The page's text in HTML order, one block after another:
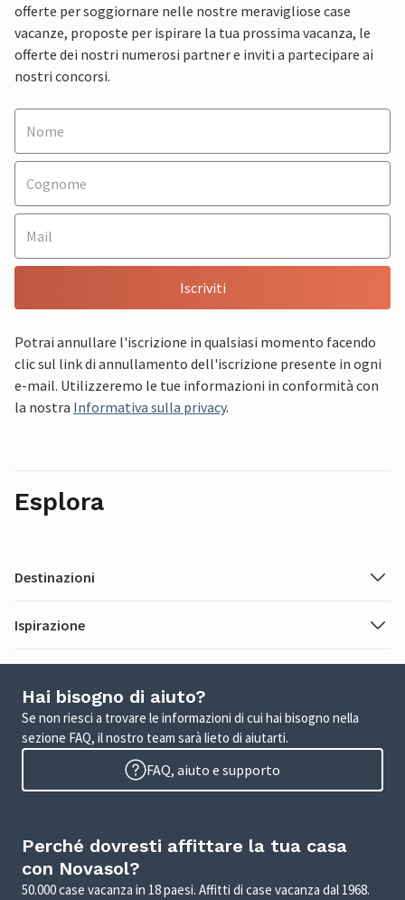
offerte per soggiornare nelle nostre meravigliose case
vacanze, proposte per ispirare la tua prossima vacanza, le
offerte dei nostri numerosi partner e inviti a partecipare ai
nostri concorsi.
Iscriviti
Potrai annullare l'iscrizione in qualsiasi momento facendo
clic sul link di annullamento dell'iscrizione presente in ogni
e-mail. Utilizzeremo le tue informazioni in conformità con
la nostra Informativa sulla privacy.
Esplora
Destinazioni
Ispirazione
Hai bisogno di aiuto?
Se non riesci a trovare le informazioni di cui hai bisogno nella
sezione FAQ, il nostro team sarà lieto di aiutarti.
FAQ, aiuto e supporto
Perché dovresti affittare la tua casa
con Novasol?
50.000 case vacanza in 18 paesi. Affitti di case vacanza dal 1968.